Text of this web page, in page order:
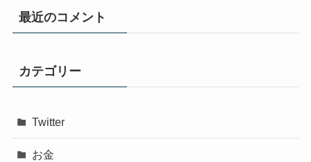
最近のコメント
カテゴリー
Twitter
お金